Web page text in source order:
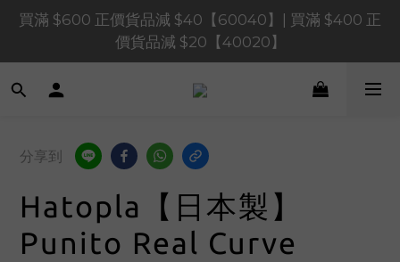
買滿 $1,200 正價貨品減 $120【1200120】| 買滿
$900 正價貨品減 $80！【90080】
買滿 $600 正價貨品減 $40【60040】| 買滿 $400 正
價貨品減 $20【40020】
📢 系統維護通知 – SHOPLINE Payments FPS將於
買滿 $1,200 正價貨品減 $120【1200120】| 買滿
$900 正價貨品減 $80！【90080】
分享到
Hatopla【日本製】
Punito Real Curve